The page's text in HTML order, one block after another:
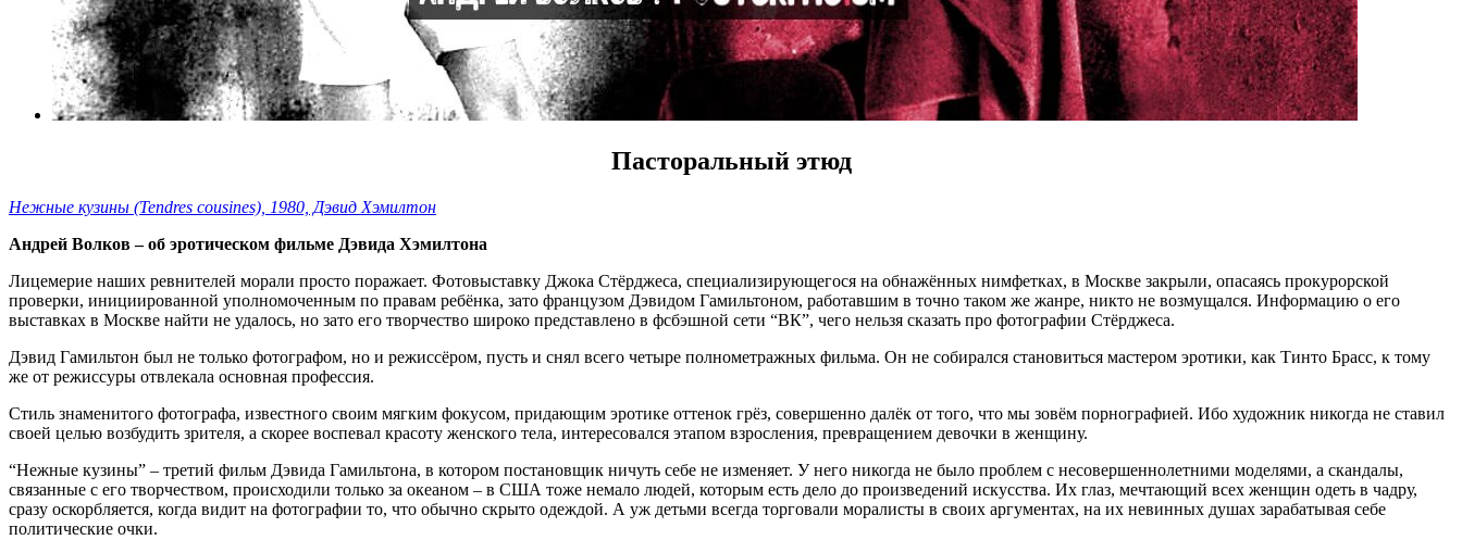
Пасторальный этюд
Нежные кузины (Tendres cousines), 1980, Дэвид Хэмилтон
Андрей Волков – об эротическом фильме Дэвида Хэмилтона
Лицемерие наших ревнителей морали просто поражает. Фотовыставку Джока Стёрджеса, специализирующегося на обнажённых нимфетках, в Москве закрыли, опасаясь прокурорской
проверки, инициированной уполномоченным по правам ребёнка, зато французом Дэвидом Гамильтоном, работавшим в точно таком же жанре, никто не возмущался. Информацию о его
выставках в Москве найти не удалось, но зато его творчество широко представлено в фсбэшной сети “ВК”, чего нельзя сказать про фотографии Стёрджеса.
Дэвид Гамильтон был не только фотографом, но и режиссёром, пусть и снял всего четыре полнометражных фильма. Он не собирался становиться мастером эротики, как Тинто Брасс, к тому
же от режиссуры отвлекала основная профессия.
Стиль знаменитого фотографа, известного своим мягким фокусом, придающим эротике оттенок грёз, совершенно далёк от того, что мы зовём порнографией. Ибо художник никогда не ставил
своей целью возбудить зрителя, а скорее воспевал красоту женского тела, интересовался этапом взросления, превращением девочки в женщину.
“Нежные кузины” – третий фильм Дэвида Гамильтона, в котором постановщик ничуть себе не изменяет. У него никогда не было проблем с несовершеннолетними моделями, а скандалы,
связанные с его творчеством, происходили только за океаном – в США тоже немало людей, которым есть дело до произведений искусства. Их глаз, мечтающий всех женщин одеть в чадру,
сразу оскорбляется, когда видит на фотографии то, что обычно скрыто одеждой. А уж детьми всегда торговали моралисты в своих аргументах, на их невинных душах зарабатывая себе
политические очки.